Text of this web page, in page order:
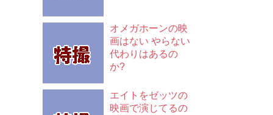
オメガホーンの映
画はない やらない
代わりはあるの
か?
エイトをゼッツの
映画で演じてるの